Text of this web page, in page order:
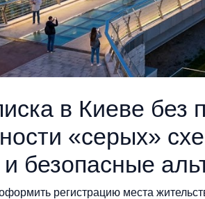
в Киеве без
«серых»
и безопасные
регистрацию места